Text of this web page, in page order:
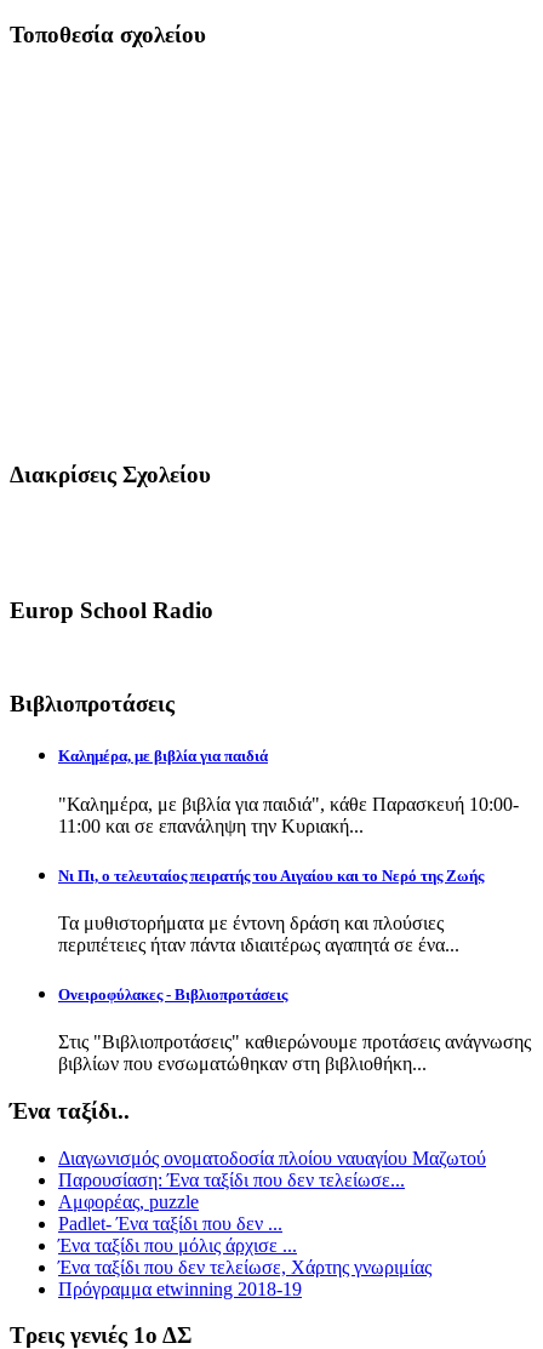
Τοποθεσία σχολείου
Διακρίσεις Σχολείου
Europ School Radio
Βιβλιοπροτάσεις
Καλημέρα, με βιβλία για παιδιά
"Καλημέρα, με βιβλία για παιδιά", κάθε Παρασκευή 10:00-
11:00 και σε επανάληψη την Κυριακή...
Νι Πι, ο τελευταίος πειρατής του Αιγαίου και το Νερό της Ζωής
Τα μυθιστορήματα με έντονη δράση και πλούσιες
περιπέτειες ήταν πάντα ιδιαιτέρως αγαπητά σε ένα...
Ονειροφύλακες - Βιβλιοπροτάσεις
Στις "Βιβλιοπροτάσεις" καθιερώνουμε προτάσεις ανάγνωσης
βιβλίων που ενσωματώθηκαν στη βιβλιοθήκη...
Ένα ταξίδι..
Διαγωνισμός ονοματοδοσία πλοίου ναυαγίου Μαζωτού
Παρουσίαση: Ένα ταξίδι που δεν τελείωσε...
Αμφορέας, puzzle
Padlet- Ένα ταξίδι που δεν ...
Ένα ταξίδι που μόλις άρχισε ...
Ένα ταξίδι που δεν τελείωσε, Χάρτης γνωριμίας
Πρόγραμμα etwinning 2018-19
Τρεις γενιές 1ο ΔΣ